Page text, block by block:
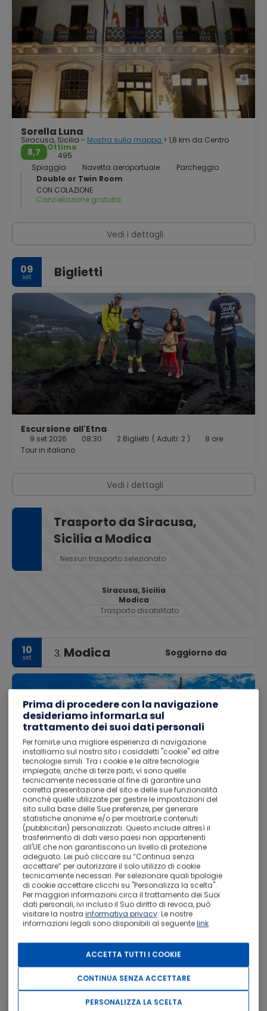
vanta una superba collezione di dipinti e sculture, tra
cortili in miniatura, fontane ed eleganti scalinate. Per le
principali attrazioni, attraversate la città e raggiungete il
parco archeologico di Neapolis. Qui si trova il teatro greco,
dove ancora oggi vengono rappresentate opere classiche
greche. I numerosi e ben conservati testimoni del suo
antico splendore fanno di Siracusa una città dal fascino
inebriante e romantico.
Sorella Luna
Siracusa, Sicilia - Mostra sulla mappa > 1,8 km da Centro
8,7
Ottimo
495
Spiaggia
Navetta aeroportuale
Parcheggio
Double or Twin Room
CON COLAZIONE
Cancellazione gratuita
Vedi i dettagli
09
set Biglietti
Escursione all'Etna
9 set 2026 08:30 2 Biglietti ( Adulti: 2 )
8 ore
Tour in italiano
Vedi i dettagli
Trasporto da Siracusa,
Sicilia a Modica
Nessun trasporto selezionato
Siracusa, Sicilia
Modica
Trasporto disabilitato
10
set 3. Modica Soggiorno da
Informazioni sulla destinazione:Modica è un comune
italiano di 54 107 abitanti del libero consorzio comunale di
Ragusa in Sicilia.
Città di origini neolitiche, fino al XIX secolo è stata
influenza politica, economica e culturale. Il suo centro
storico, ricostruito a seguito del devastante terremoto del
1693, costituisce uno degli esempi più significativi di
architettura tardo barocca.
Ulteriori informazioni
10 Alloggio
Prima di procedere con la navigazione
desideriamo informarLa sul
trattamento dei suoi dati personali
Per fornirLe una migliore esperienza di navigazione
installiamo sul nostro sito i cosiddetti "cookie" ed altre
tecnologie simili. Tra i cookie e le altre tecnologie
impiegate, anche di terze parti, vi sono quelle
tecnicamente necessarie al fine di garantire una
corretta presentazione del sito e delle sue funzionalità
nonché quelle utilizzate per gestire le impostazioni del
sito sulla base delle Sue preferenze, per generare
statistiche anonime e/o per mostrarLe contenuti
(pubblicitari) personalizzati. Questo include altresì il
trasferimento di dati verso paesi non appartenenti
all'UE che non garantiscono un livello di protezione
adeguato. Lei può cliccare su “Continua senza
accettare” per autorizzare il solo utilizzo di cookie
tecnicamente necessari. Per selezionare quali tipologie
di cookie accettare clicchi su "Personalizza la scelta".
Per maggiori informazioni circa il trattamento dei Suoi
dati personali, ivi incluso il Suo diritto di revoca, può
visitare la nostra informativa privacy. Le nostre
informazioni legali sono disponibili al seguentelink.
ACCETTA TUTTI I COOKIE
CONTINUA SENZA ACCETTARE
PERSONALIZZA LA SCELTA